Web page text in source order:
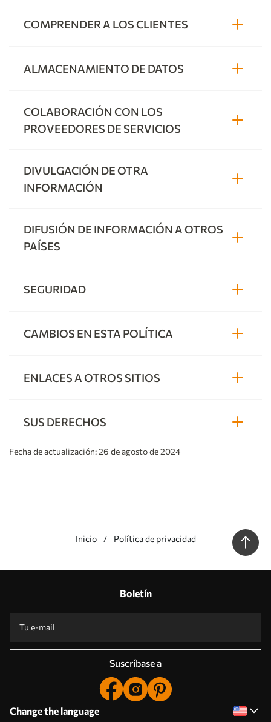
COMPRENDER A LOS CLIENTES
ALMACENAMIENTO DE DATOS
COLABORACIÓN CON LOS
PROVEEDORES DE SERVICIOS
DIVULGACIÓN DE OTRA
INFORMACIÓN
DIFUSIÓN DE INFORMACIÓN A OTROS
PAÍSES
SEGURIDAD
CAMBIOS EN ESTA POLÍTICA
ENLACES A OTROS SITIOS
SUS DERECHOS
Fecha de actualización: 26 de agosto de 2024
Inicio Política de privacidad
Boletín
Suscríbase a
Change the language